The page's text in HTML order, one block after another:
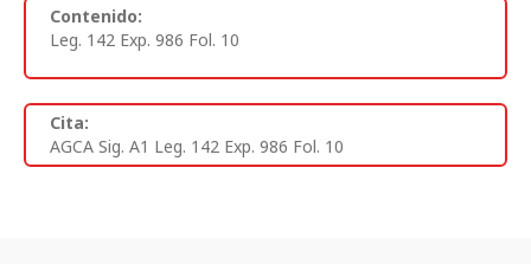
Contenido:
Leg. 142 Exp. 986 Fol. 10
Cita:
AGCA Sig. A1 Leg. 142 Exp. 986 Fol. 10